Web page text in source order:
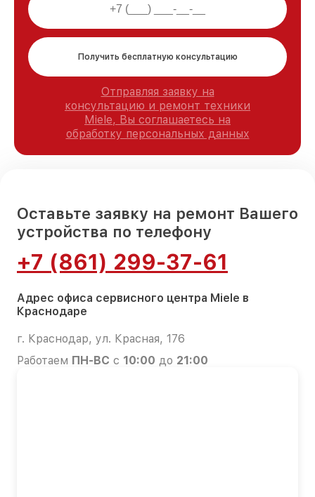
Получить бесплатную консультацию
Отправляя заявку на
консультацию и ремонт техники
Miele, Вы соглашаетесь на
обработку персональных данных
Оставьте заявку на ремонт Вашего
устройства по телефону
+7 (861) 299-37-61
Адрес офиса сервисного центра Miele в
Краснодаре
г. Краснодар, ул. Красная, 176
Работаем ПН-ВС с 10:00 до 21:00